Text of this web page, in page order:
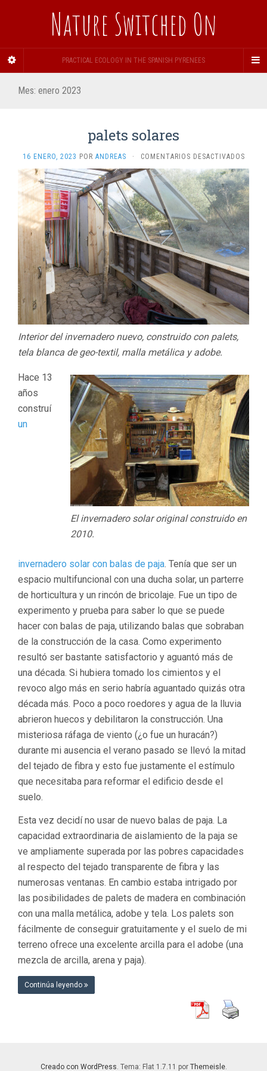
Nature Switched On
PRACTICAL ECOLOGY IN THE SPANISH PYRENEES
Mes: enero 2023
palets solares
16 ENERO, 2023 POR ANDREAS · COMENTARIOS DESACTIVADOSEN
Interior del invernadero nuevo, construido con palets,
tela blanca de geo-textil, malla metálica y adobe.
El invernadero solar original construido en
2010.
Hace 13
años
construí
un
invernadero solar con balas de paja. Tenía que ser un
espacio multifuncional con una ducha solar, un parterre
de horticultura y un rincón de bricolaje. Fue un tipo de
experimento y prueba para saber lo que se puede
hacer con balas de paja, utilizando balas que sobraban
de la construcción de la casa. Como experimento
resultó ser bastante satisfactorio y aguantó más de
una década. Si hubiera tomado los cimientos y el
revoco algo más en serio habría aguantado quizás otra
década más. Poco a poco roedores y agua de la lluvia
abrieron huecos y debilitaron la construcción. Una
misteriosa ráfaga de viento (¿o fue un huracán?)
durante mi ausencia el verano pasado se llevó la mitad
del tejado de fibra y esto fue justamente el estímulo
que necesitaba para reformar el edificio desde el
suelo.
Esta vez decidí no usar de nuevo balas de paja. La
capacidad extraordinaria de aislamiento de la paja se
ve ampliamente superada por las pobres capacidades
al respecto del tejado transparente de fibra y las
numerosas ventanas. En cambio estaba intrigado por
las posibilidades de palets de madera en combinación
con una malla metálica, adobe y tela. Los palets son
fácilmente de conseguir gratuitamente y el suelo de mi
terreno ofrece una excelente arcilla para el adobe (una
mezcla de arcilla, arena y paja).
Continúa leyendo
Creado con WordPress . Tema: Flat 1.7.11 por Themeisle.